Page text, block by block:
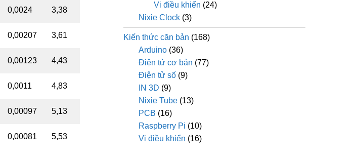
0,0024 3,38
0,00207 3,61
0,00123 4,43
0,0011 4,83
0,00097 5,13
0,00081 5,53
Vi điều khiển (24)
Nixie Clock (3)
Kiến thức căn bản (168)
Arduino (36)
Điện tử cơ bản (77)
Điện tử số (9)
IN 3D (9)
Nixie Tube (13)
PCB (16)
Raspberry Pi (10)
Vi điều khiển (16)